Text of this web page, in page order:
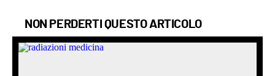
NON PERDERTI QUESTO ARTICOLO